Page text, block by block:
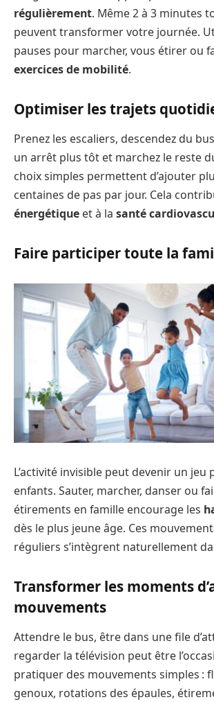
régulièrement. Même 2 à 3 minutes
peuvent transformer votre journée.
pauses pour marcher, vous étirer ou
exercices de mobilité.
Optimiser les trajets
Prenez les escaliers, descendez du
un arrêt plus tôt et marchez le reste
choix simples permettent d’ajouter
centaines de pas par jour. Cela
énergétique et à la santé
Faire participer toute la
L’activité invisible peut devenir un jeu
enfants. Sauter, marcher, danser ou
étirements en famille encourage les
dès le plus jeune âge. Ces
réguliers s’intègrent naturellement
Transformer les moments
mouvements
Attendre le bus, être dans une file
regarder la télévision peut être
pratiquer des mouvements simples :
genoux, rotations des épaules,